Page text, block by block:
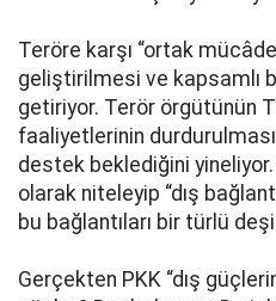
Teröre karşı “ortak
geliştirilmesi ve kapsamlı
getiriyor. Terör örgütünün
faaliyetlerinin
destek beklediğini yineliyor.
olarak niteleyip “dış
bu bağlantıları bir türlü
Gerçekten PKK “dış